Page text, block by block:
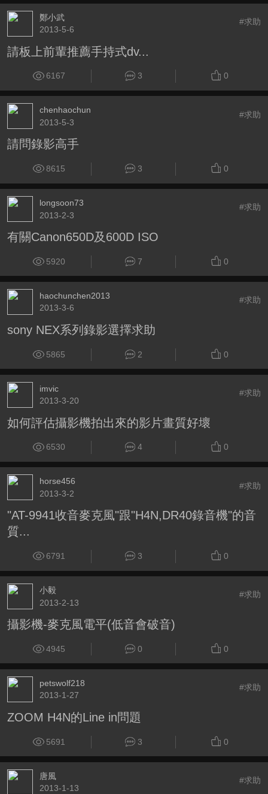
鄭小武
2013-5-6
#求助
請板上前輩推薦手持式dv...
6167 3 0
chenhaochun
2013-5-3
#求助
請問錄影高手
8615 3 0
longsoon73
2013-2-3
#求助
有關Canon650D及600D ISO
5920 7 0
haochunchen2013
2013-3-6
#求助
sony NEX系列錄影選擇求助
5865 2 0
imvic
2013-3-20
#求助
如何評估攝影機拍出來的影片畫質好壞
6530 4 0
horse456
2013-3-2
#求助
"AT-9941收音麥克風"跟"H4N,DR40錄音機"的音
質...
6791 3 0
小毅
2013-2-13
#求助
攝影機-麥克風電平(低音會破音)
4945 0 0
petswolf218
2013-1-27
#求助
ZOOM H4N的Line in問題
5691 3 0
唐風
2013-1-13
#求助